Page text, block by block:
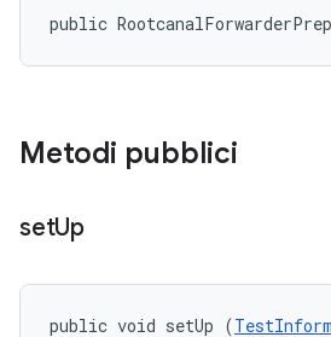
public
Metodi pubblici
setUp
public void setUp (